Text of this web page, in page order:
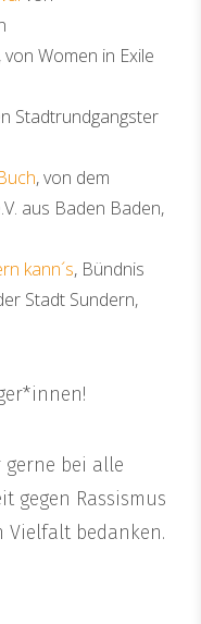
, von Women in Exile
Stadtrundgangster
, von dem
aus Baden Baden,
kann´s, Bündnis
Stadt Sundern,
bei alle
gegen Rassismus
bedanken.